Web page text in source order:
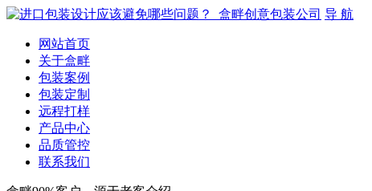
导 航
网站首页
关于盒畔
包装案例
包装定制
远程打样
产品中心
品质管控
联系我们